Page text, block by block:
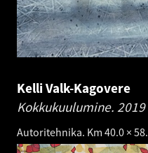
Kelli Valk-Kagovere
Kokkukuulumine. 2019
Autoritehnika. Km 40.0 ×